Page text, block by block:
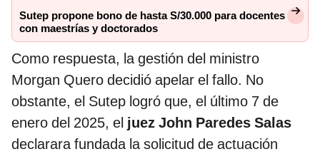
Sutep propone bono de hasta S/30.000 para docentes
con maestrías y doctorados
Como respuesta, la gestión del ministro
Morgan Quero decidió apelar el fallo. No
obstante, el Sutep logró que, el último 7 de
enero del 2025, el juez John Paredes Salas
declarara fundada la solicitud de actuación